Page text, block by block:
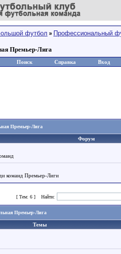
футбол » Профессиональный
Премьер-Лига
Поиск Справка Вход
Премьер-Лига
Форум
команд Премьер-Лиги
[ Тем: 6 ] Найти:
Премьер-Лига
Темы